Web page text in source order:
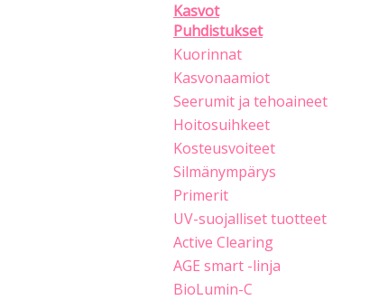
Kasvot
Puhdistukset
Kuorinnat
Kasvonaamiot
Seerumit ja tehoaineet
Hoitosuihkeet
Kosteusvoiteet
Silmänympärys
Primerit
UV-suojalliset tuotteet
Active Clearing
AGE smart -linja
BioLumin-C